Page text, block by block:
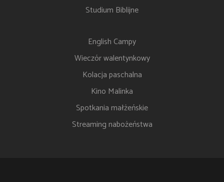
Studium Biblijne
English Campy
Wieczór walentynkowy
Kolacja paschalna
Kino Malinka
Spotkania małżeńskie
Streaming nabożeństwa